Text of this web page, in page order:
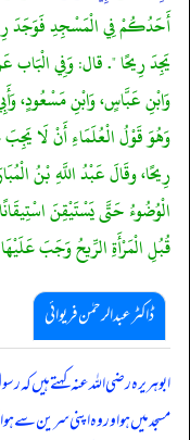
أَحَدُكُمْ فِي الْمَسْجِدِ فَوَجَدَ
يَجِدَ رِيحًا ". قال: وَفِي الْبَاب
وَابْنِ عَبَّاسٍ، وَابْنِ مَسْعُودٍ،
وَهُوَ قَوْلُ الْعُلَمَاءِ أَنْ لَا
رِيحًا، وقَالَ عَبْدُ اللَّهِ بْنُ
الْوُضُوءُ حَتَّى يَسْتَيْقِنَ
قُبُلِ الْمَرْأَةِ الرِّيحُ وَجَبَ
ڈاکٹر عبدالرحمٰن فریوائی
ابوہریرہ رضی الله عنہ کہتے ہیں کہ
مسجد میں ہو اور وہ اپنی سرین سے